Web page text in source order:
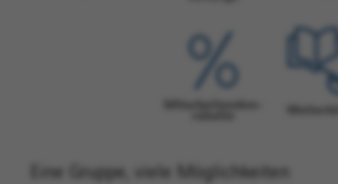
Eine Gruppe, viele Möglichkeiten